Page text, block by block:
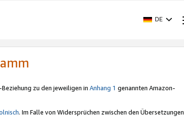
DE
zu den jeweiligen in Anhang 1 genannten Amazon-
. Im Falle von Widersprüchen zwischen den Übersetzungen